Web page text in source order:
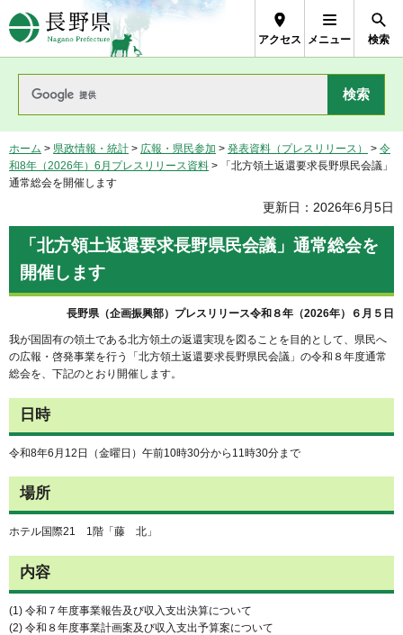
長野県Nagano Prefecture
アクセス メニュー 検索
ホーム > 県政情報・統計 > 広報・県民参加 > 発表資料（プレスリリース） > 令
和8年（2026年）6月プレスリリース資料 > 「北方領土返還要求長野県民会議」
通常総会を開催します
更新日：2026年6月5日
「北方領土返還要求長野県民会議」通常総会を
開催します
長野県（企画振興部）プレスリリース令和８年（2026年）６月５日
我が国固有の領土である北方領土の返還実現を図ることを目的として、県民へ
の広報・啓発事業を行う「北方領土返還要求長野県民会議」の令和８年度通常
総会を、下記のとおり開催します。
日時
令和8年6月12日（金曜日）午前10時30分から11時30分まで
場所
ホテル国際21 1階「藤 北」
内容
(1) 令和７年度事業報告及び収入支出決算について
(2) 令和８年度事業計画案及び収入支出予算案について